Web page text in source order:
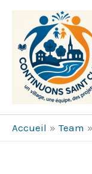
contenu
Accueil Team